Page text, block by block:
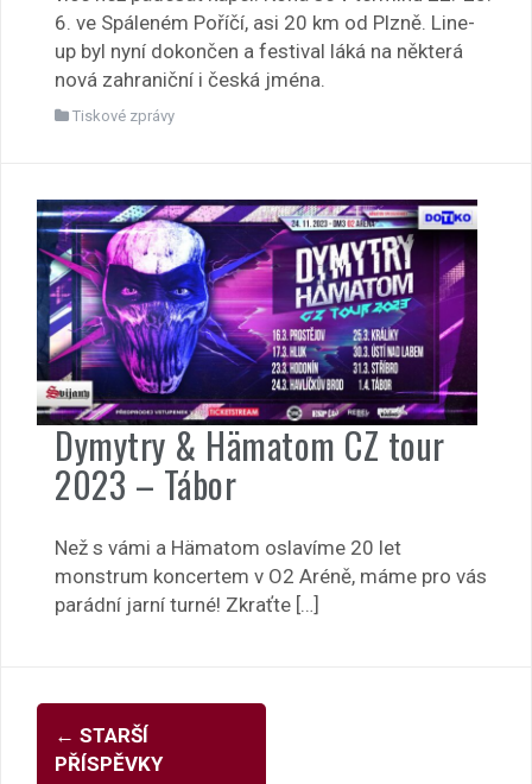
6. ve Spáleném Poříčí, asi 20 km od Plzně. Line-
up byl nyní dokončen a festival láká na některá
nová zahraniční i česká jména.
Tiskové zprávy
Dymytry & Hämatom CZ tour
2023 – Tábor
Než s vámi a Hämatom oslavíme 20 let
monstrum koncertem v O2 Aréně, máme pro vás
parádní jarní turné! Zkraťte […]
Navigace
pro
← STARŠÍ
PŘÍSPĚVKY